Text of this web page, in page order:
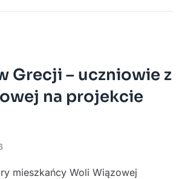
Grecji – uczniowie z
na projekcie
mieszkańcy Woli Wiązowej